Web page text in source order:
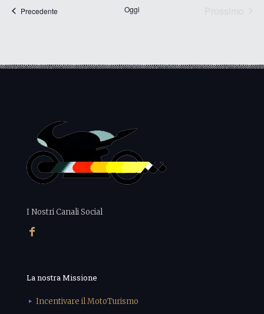
PrecedenteEventi Oggi
I Nostri Canali Social
La nostra Missione
Incentivare il MotoTurismo